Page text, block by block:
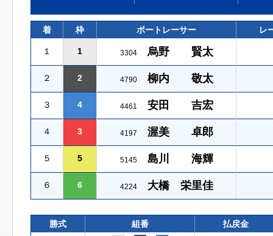
着 枠 ボートレーサー レ
１ 1 3304 烏野 賢太
２ 2 4790 柳内 敬太
３ 4 4461 安田 吉宏
４ 3 4197 渥美 卓郎
５ 5 5145 島川 海輝
６ 6 4224 大橋 栄里佳
勝式 組番 払戻金